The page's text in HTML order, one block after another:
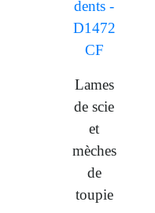
Lames
de scie
et
mèches
de
toupie